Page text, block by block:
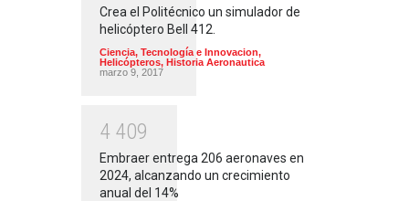
Crea el Politécnico un simulador de
helicóptero Bell 412.
Ciencia, Tecnología e Innovacion,
Helicópteros, Historia Aeronautica
marzo 9, 2017
4 409
Embraer entrega 206 aeronaves en
2024, alcanzando un crecimiento
anual del 14%